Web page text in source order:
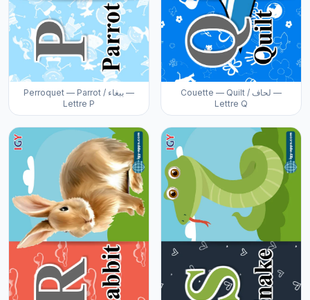
Perroquet — Parrot / ببغاء —
Lettre P
Couette — Quilt / لحاف —
Lettre Q